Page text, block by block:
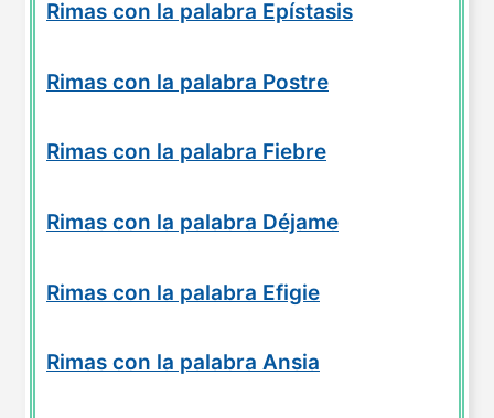
Rimas con la palabra Epístasis
Rimas con la palabra Postre
Rimas con la palabra Fiebre
Rimas con la palabra Déjame
Rimas con la palabra Efigie
Rimas con la palabra Ansia